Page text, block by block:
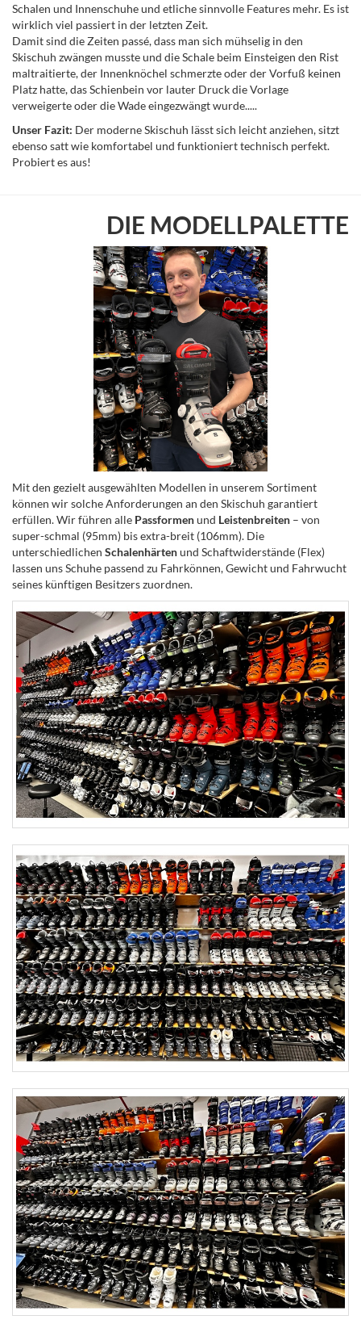
Schalen und Innenschuhe und etliche sinnvolle Features mehr. Es ist
wirklich viel passiert in der letzten Zeit.
Damit sind die Zeiten passé, dass man sich mühselig in den
Skischuh zwängen musste und die Schale beim Einsteigen den Rist
maltraitierte, der Innenknöchel schmerzte oder der Vorfuß keinen
Platz hatte, das Schienbein vor lauter Druck die Vorlage
verweigerte oder die Wade eingezwängt wurde.....
Unser Fazit: Der moderne Skischuh lässt sich leicht anziehen, sitzt
ebenso satt wie komfortabel und funktioniert technisch perfekt.
Probiert es aus!
DIE MODELLPALETTE
Mit den gezielt ausgewählten Modellen in unserem Sortiment
können wir solche Anforderungen an den Skischuh garantiert
erfüllen. Wir führen alle Passformenund Leistenbreiten – von
super-schmal (95mm) bis extra-breit (106mm). Die
unterschiedlichen Schalenhärtenund Schaftwiderstände (Flex)
lassen uns Schuhe passend zu Fahrkönnen, Gewicht und Fahrwucht
seines künftigen Besitzers zuordnen.